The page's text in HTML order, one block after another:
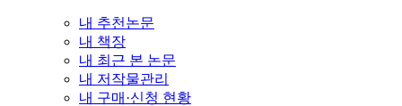
내 추천논문
내 책장
내 최근 본 논문
내 저작물관리
내 구매·신청 현황